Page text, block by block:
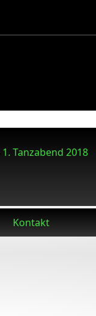
1. Tanzabend 2018
Kontakt